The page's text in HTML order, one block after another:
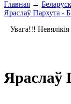
Главная →
Яраслаў Пархута -
Увага!!!
Яраслаў